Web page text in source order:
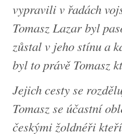
vypravili v řadách
Tomasz Lazar byl
zůstal v jeho stínu a
byl to právě Tomasz
Jejich cesty se
Tomasz se účastní
českými žoldnéři